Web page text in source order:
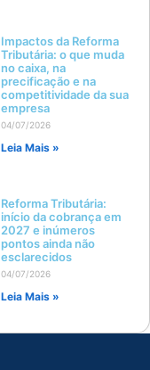
Impactos da Reforma
Tributária: o que muda
no caixa, na
precificação e na
competitividade da sua
empresa
04/07/2026
Leia Mais »
Reforma Tributária:
início da cobrança em
2027 e inúmeros
pontos ainda não
esclarecidos
04/07/2026
Leia Mais »